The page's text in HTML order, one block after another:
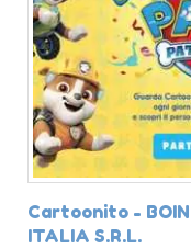
Cartoonito -
ITALIA S.R.L.